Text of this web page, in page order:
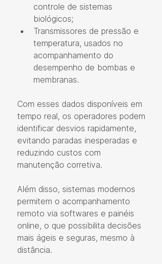
controle de sistemas
biológicos;
Transmissores de pressão e
temperatura, usados no
acompanhamento do
desempenho de bombas e
membranas.
Com esses dados disponíveis em
tempo real, os operadores podem
identificar desvios rapidamente,
evitando paradas inesperadas e
reduzindo custos com
manutenção corretiva.
Além disso, sistemas modernos
permitem o acompanhamento
remoto via softwares e painéis
online, o que possibilita decisões
mais ágeis e seguras, mesmo à
distância.